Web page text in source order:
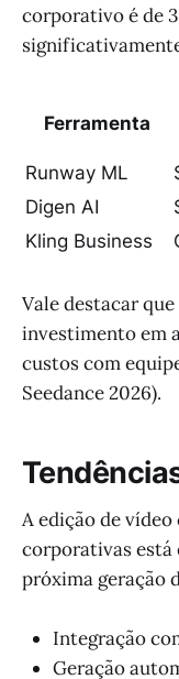
corporativo é de
Ferramenta
Runway ML
Digen AI
Kling Business
Vale destacar
investimento em
custos com
Seedance 2026).
A edição de
corporativas está
próxima geração
Integração
Geração